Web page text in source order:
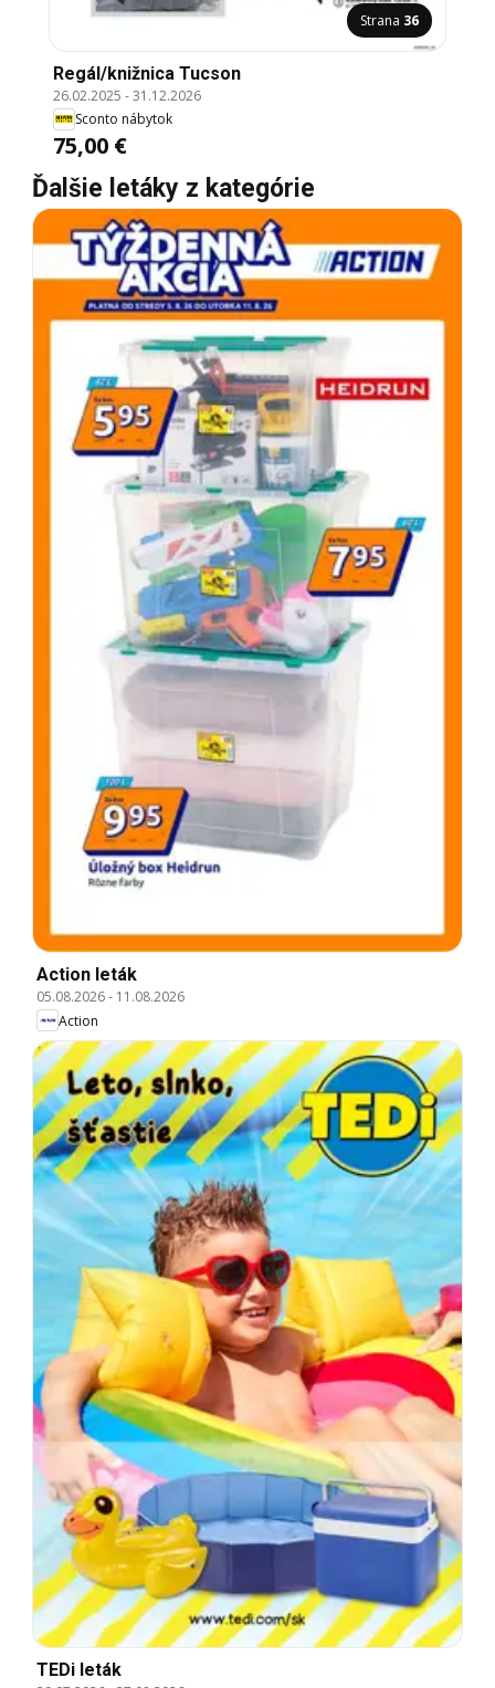
Strana 36
Regál/knižnica Tucson
26.02.2025 -31.12.2026
Sconto nábytok
75,00 €
Ďalšie letáky z kategórie
Action leták
05.08.2026- 11.08.2026
Action
TEDi leták